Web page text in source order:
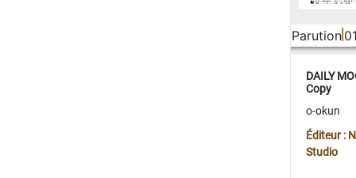
Parution
DAILY
Copy
o-okun
Éditeur :
Studio